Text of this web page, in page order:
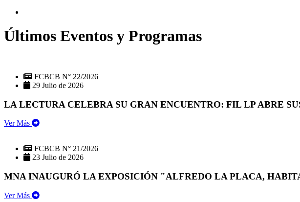
Últimos Eventos y Programas
FCBCB N° 22/2026
29 Julio de 2026
LA LECTURA CELEBRA SU GRAN ENCUENTRO: FIL LP ABRE
Ver Más
FCBCB N° 21/2026
23 Julio de 2026
MNA INAUGURÓ LA EXPOSICIÓN "ALFREDO LA PLACA,
Ver Más